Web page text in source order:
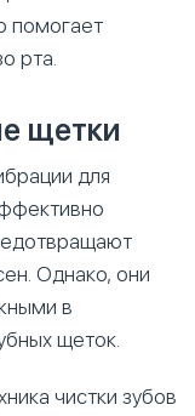
помогает
рта.
щетки
для
Однако, они
в
щеток.
чистки зубов